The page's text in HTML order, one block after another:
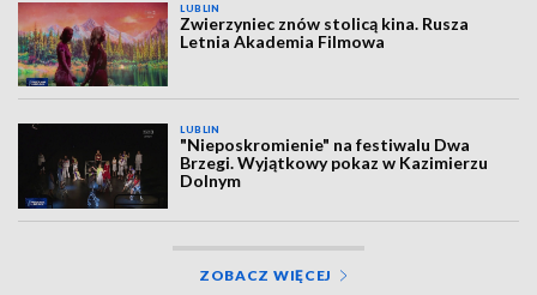
LUBLIN
Zwierzyniec znów stolicą kina. Rusza
Letnia Akademia Filmowa
LUBLIN
"Nieposkromienie" na festiwalu Dwa
Brzegi. Wyjątkowy pokaz w Kazimierzu
Dolnym
ZOBACZ WIĘCEJ